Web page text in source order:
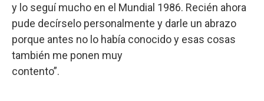
y lo seguí mucho en el Mundial 1986. Recién ahora
pude decírselo personalmente y darle un abrazo
porque antes no lo había conocido y esas cosas
también me ponen muy
contento”.